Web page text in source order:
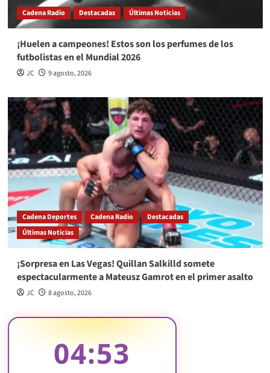
Cadena Radio Destacadas Últimas Noticias
¡Huelen a campeones! Estos son los perfumes de los
futbolistas en el Mundial 2026
JC 9 agosto, 2026
Cadena Deportes Cadena Radio
Destacadas
Últimas Noticias
¡Sorpresa en Las Vegas! Quillan Salkilld somete
espectacularmente a Mateusz Gamrot en el primer asalto
JC 8 agosto, 2026
04:53